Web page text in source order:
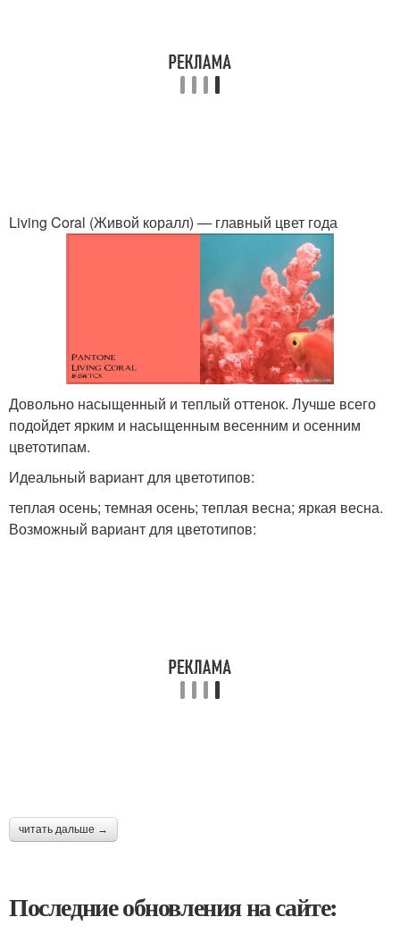
Living Coral (Живой коралл) — главный цвет года
Довольно насыщенный и теплый оттенок. Лучше всего
подойдет ярким и насыщенным весенним и осенним
цветотипам.
Идеальный вариант для цветотипов:
теплая осень; темная осень; теплая весна; яркая весна.
Возможный вариант для цветотипов:
читать дальше →
Последние обновления на сайте: